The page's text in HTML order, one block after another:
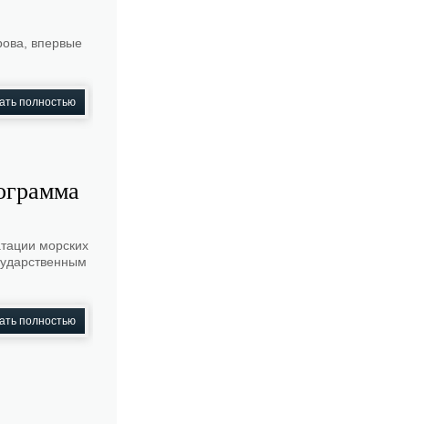
впервые
полностью
морских
полностью